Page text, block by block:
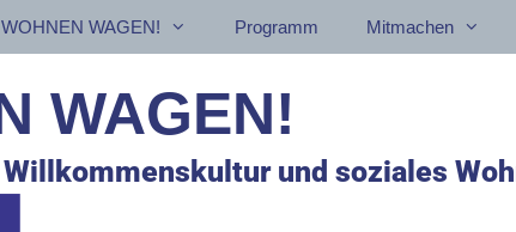
WOHNEN WAGEN! Programm Mitmachen
WAGEN!
und soziales